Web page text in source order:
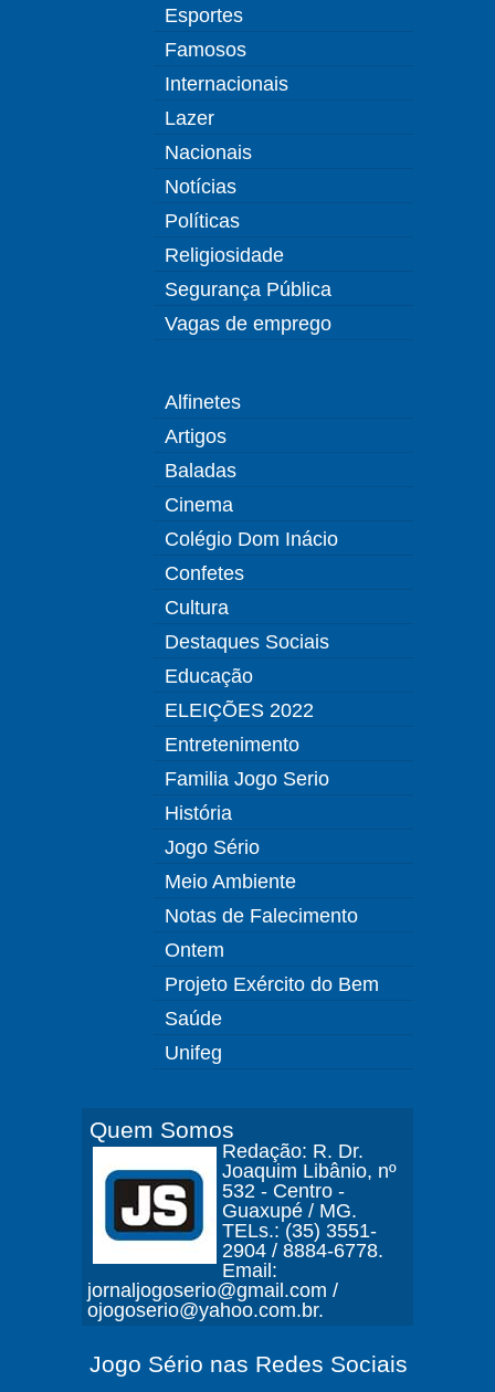
Esportes
Famosos
Internacionais
Lazer
Nacionais
Notícias
Políticas
Religiosidade
Segurança Pública
Vagas de emprego
Alfinetes
Artigos
Baladas
Cinema
Colégio Dom Inácio
Confetes
Cultura
Destaques Sociais
Educação
ELEIÇÕES 2022
Entretenimento
Familia Jogo Serio
História
Jogo Sério
Meio Ambiente
Notas de Falecimento
Ontem
Projeto Exército do Bem
Saúde
Unifeg
Quem Somos
Redação: R. Dr.
Joaquim Libânio, nº
532 - Centro -
Guaxupé / MG.
TELs.: (35) 3551-
2904 / 8884-6778.
Email:
jornaljogoserio@gmail.com /
ojogoserio@yahoo.com.br.
Jogo Sério nas Redes Sociais